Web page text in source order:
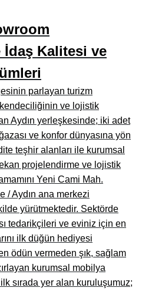
Mağazaları
Mağazaları, İmalatçıları
Fabrikaları
Fabrikaları, Mağazaları
İmalatçıları
Mağazaları, Fabrikaları
İmalatçıları
Firmaları, İmalatçıları
Mağazaları, Firmaları
İmalatçıları, Mağazaları
İmalatçıları, Mağazaları
İmalatçıları
Fabrikaları, Mağazaları
Kalitesi ve
parlayan turizm
ve lojistik
Aydın yerleşkesinde; iki adet
ve konfor dünyasına yön
teşhir alanları ile kurumsal
projelendirme ve lojistik
Yeni Cami Mah.
/ Aydın ana merkezi
yürütmektedir. Sektörde
tedarikçileri ve eviniz için en
ilk düğün hediyesi
ödün vermeden şık, sağlam
kurumsal mobilya
sırada yer alan kuruluşumuz;